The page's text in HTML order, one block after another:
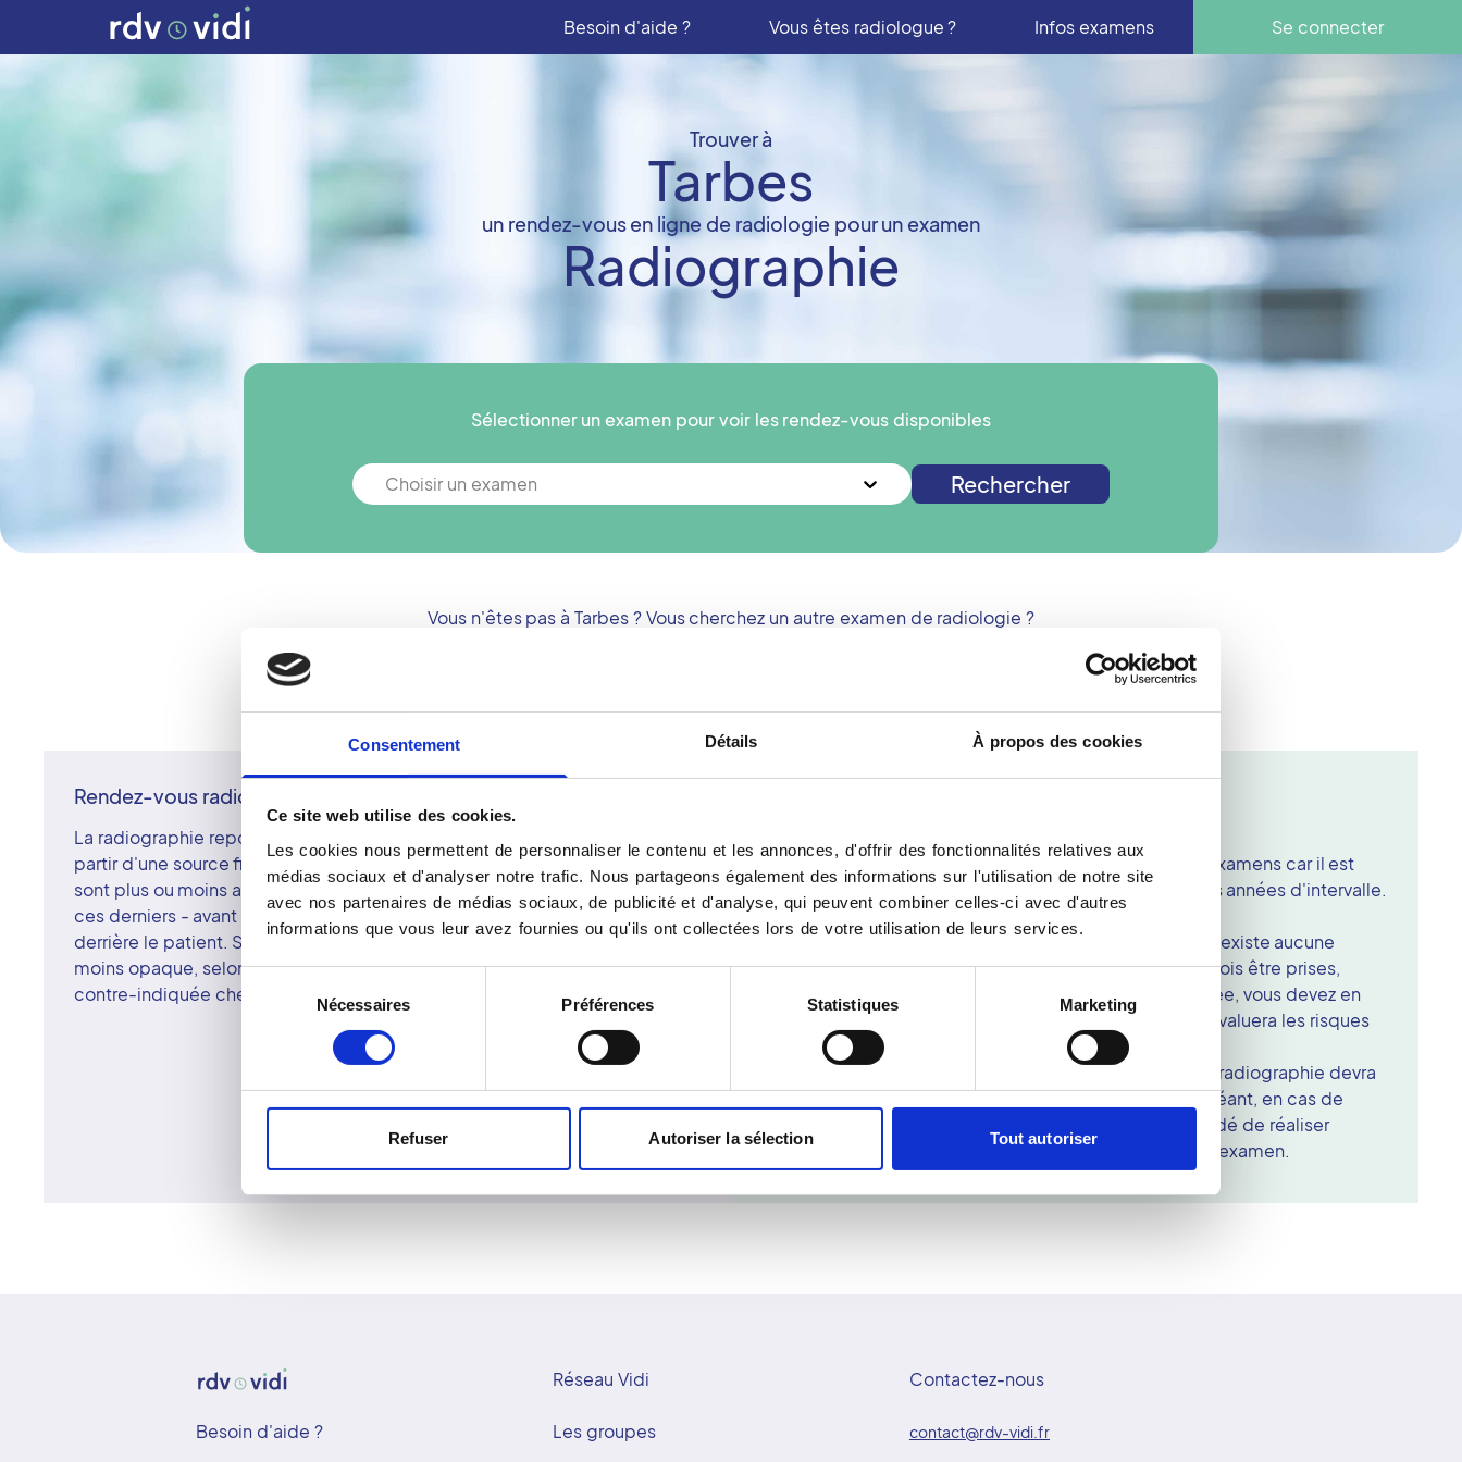
Consentement Détails À propos des cookies
Ce site web utilise des cookies.
Les cookies nous permettent de personnaliser le contenu et les annonces, d'offrir des fonctionnalités relatives aux
médias sociaux et d'analyser notre trafic. Nous partageons également des informations sur l'utilisation de notre site
avec nos partenaires de médias sociaux, de publicité et d'analyse, qui peuvent combiner celles-ci avec d'autres
informations que vous leur avez fournies ou qu'ils ont collectées lors de votre utilisation de leurs services.
du
consentement
Nécessaires Préférences Statistiques Marketing
Refuser Autoriser la sélection Tout autoriser
Besoin d'aide ? Vous êtes radiologue ? Infos examens Se connecter
Trouver à
Tarbes
un rendez-vous en ligne de radiologie pour un examen
Radiographie
Sélectionner un examen pour voir les rendez-vous disponibles
Choisir un examen Rechercher
Vous n'êtes pas à Tarbes? Vous cherchez un autre examen de radiologie ?
Rendez-vous radiographie
La radiographie repose sur l'utilisation des rayons X. Le faisceau est émis à
partir d'une source fixe et non rotative comme pour le scanner. Les rayons
sont plus ou moins absorbés par les tissus - en fonction de la densité de
ces derniers - avant d'être recueillis sur une pellicule photosensible placée
derrière le patient. Sur le cliché, les rayons X laissent une trace plus ou
moins opaque, selon la densité des tissus traversés. La radiographie est
contre-indiquée chez les femmes enceintes ou susceptibles de l'être.
Il est très important de vous munir de vos précédents examens car il est
toujours intéressant de comparer les images à plusieurs années d'intervalle.
Y a-t-il des précautions à prendre ?
L'examen radiographique n'est pas douloureux. Et s'il n'existe aucune
contre-indication, quelques précautions doivent toutefois être prises,
notamment en cas de grossesse. Si vous êtes concernée, vous devez en
informer le personnel dès votre arrivée. Le radiologue évaluera les risques
et la nécessité de réaliser la radiographie ou non.
Si vous n'êtes pas sous contraceptif ni ménopausée, la radiographie devra
être pratiquée en première partie de cycle. Le cas échéant, en cas de
doute sur une éventuelle grossesse, il vous sera demandé de réaliser
obligatoirement un dosage des béta HCG la veille de l'examen.
Besoin d'aide ?
Réseau Vidi
Les groupes
Contactez-nous
contact@rdv-vidi.fr